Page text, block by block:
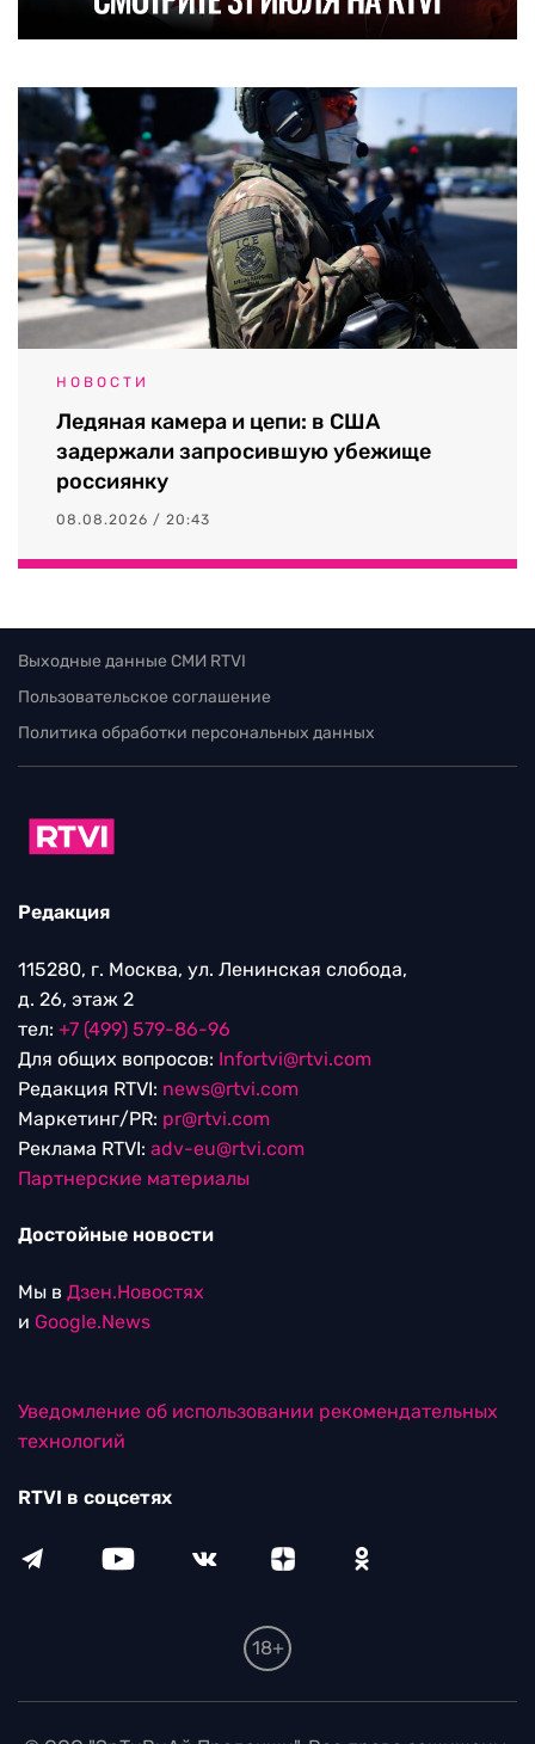
НОВОСТИ
Ледяная камера и цепи: в США
задержали запросившую убежище
россиянку
08.08.2026 / 20:43
Выходные данные СМИ RTVI
Пользовательское соглашение
Политика обработки персональных данных
Редакция
115280, г. Москва, ул. Ленинская слобода,
д. 26, этаж 2
тел: +7 (499) 579-86-96
Для общих вопросов: Infortvi@rtvi.com
Редакция RTVI: news@rtvi.com
Маркетинг/PR: pr@rtvi.com
Реклама RTVI: adv-eu@rtvi.com
Партнерские материалы
Достойные новости
Мы в Дзен.Новостях
и Google.News
Уведомление об использовании рекомендательных
технологий
RTVI в соцсетях
18+